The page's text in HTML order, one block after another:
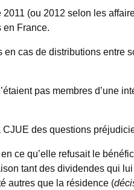
(ou 2012 selon les
en France.
cas de distributions entre
pas membres d’une
CJUE des questions
ce qu’elle refusait le
tant des dividendes qui
autres que la résidence (